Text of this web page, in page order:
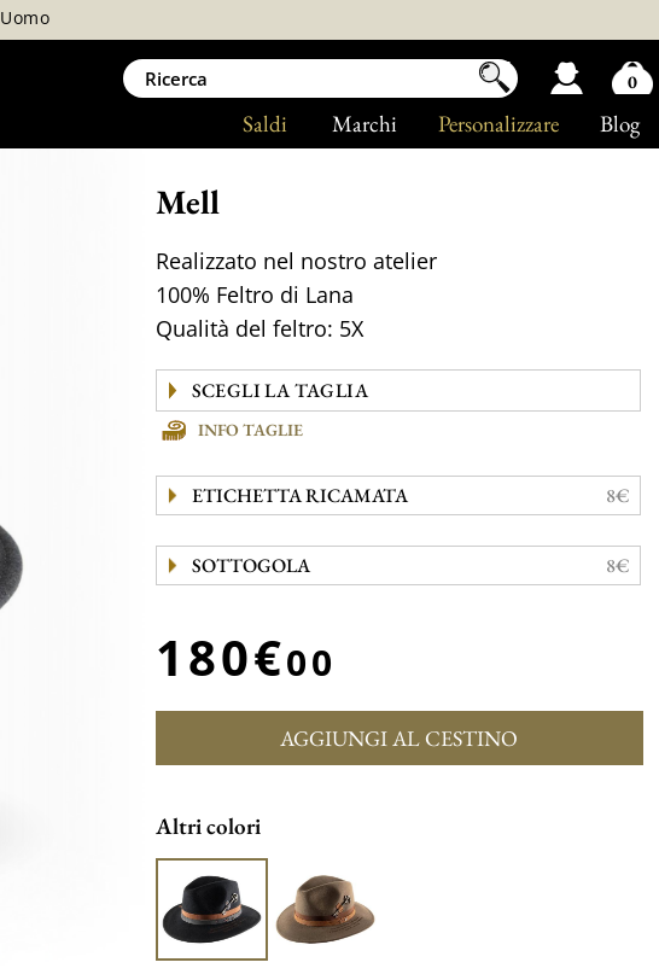
Blog
Personalizzare
Marchi
Saldi
Uomo
Mell
Realizzato nel nostro atelier
100% Feltro di Lana
Qualità del feltro: 5X
INFO TAGLIE
ETICHETTA RICAMATA 8€
SOTTOGOLA 8€
180€00
AGGIUNGI AL CESTINO
Altri colori
0